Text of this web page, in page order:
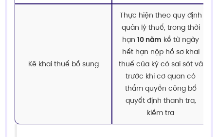
Kê khai thuế bổ sung
Thực hiện theo quy định
quản lý thuế, trong thời
hạn 10 năm kể từ ngày
hết hạn nộp hồ sơ khai
thuế của kỳ có sai sót và
trước khi cơ quan có
thẩm quyền công bố
quyết định thanh tra,
kiểm tra